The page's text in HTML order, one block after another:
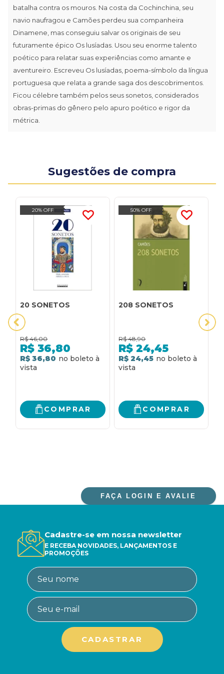
batalha contra os mouros. Na costa da Cochinchina, seu
navio naufragou e Camões perdeu sua companheira
Dinamene, mas conseguiu salvar os originais de seu
futuramente épico Os lusíadas. Usou seu enorme talento
poético para relatar suas experiências como amante e
aventureiro. Escreveu Os lusíadas, poema-símbolo da língua
portuguesa que relata a grande saga dos descobrimentos.
Ficou célebre também pelos seus sonetos, considerados
obras-primas do gênero pelo apuro poético e rigor da
métrica.
Sugestões de compra
20% OFF
20 SONETOS
R$ 46,00
R$ 36,80
R$ 36,80
COMPRAR
50% OFF
208 SONETOS
R$ 48,90
R$ 24,45
R$ 24,45
COMPRAR
FAÇA LOGIN E AVALIE
Cadastre-se em nossa newsletter
E RECEBA NOVIDADES, LANÇAMENTOS E
PROMOÇÕES